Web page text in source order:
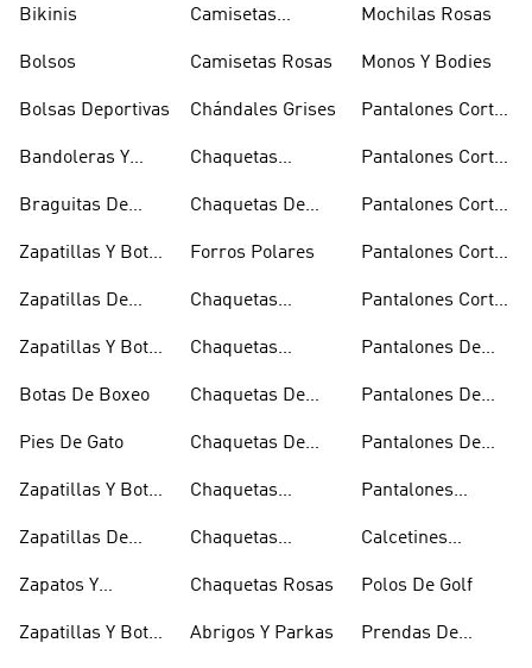
Bikinis
Bolsos
Bolsas Deportivas
Bandoleras Y
Hombro
Braguitas De
Zapatillas Y Botas
Zapatillas De
Zapatillas Y Botas
Botas De Boxeo
Pies De Gato
Zapatillas Y Botas
Zapatillas De
Zapatos Y
Doradas
Zapatillas Y Botas
Camisetas
Camisetas Rosas
Chándales Grises
Chaquetas
Acolchados
Chaquetas De
Forros Polares
Chaquetas
Chaquetas
Chaquetas De
Chaquetas De
Chaquetas
Chaquetas
Chaquetas Rosas
Abrigos Y Parkas
Mochilas Rosas
Monos Y Bodies
Pantalones Cortos
Pantalones Cortos
Pantalones Cortos
Pantalones Cortos
Pantalones Cortos
Pantalones De
Pantalones De
Pantalones De
Pantalones
Calcetines
Polos De Golf
Prendas De